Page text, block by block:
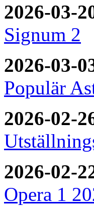
2026-03-
Signum 2
2026-03-
Populär
2026-02-
2026-02-
Opera 1